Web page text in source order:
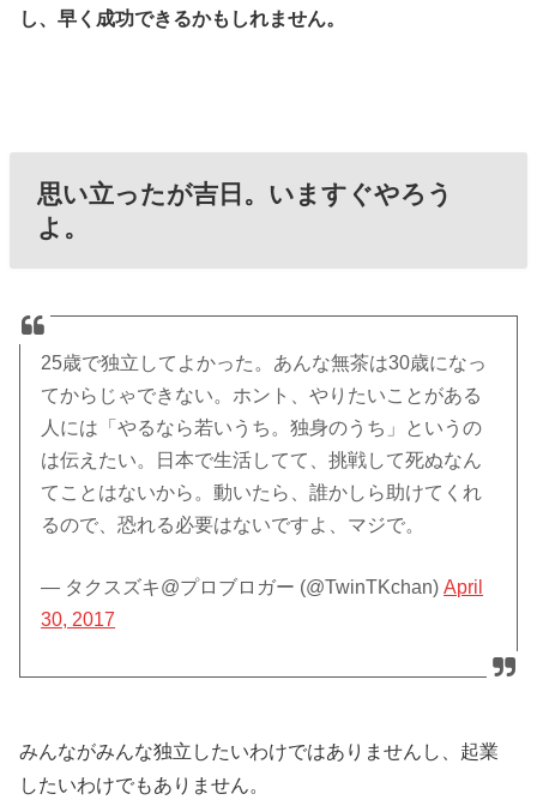
し、早く成功できるかもしれません。
思い立ったが吉日。いますぐやろう
よ。
25歳で独立してよかった。あんな無茶は30歳になっ
てからじゃできない。ホント、やりたいことがある
人には「やるなら若いうち。独身のうち」というの
は伝えたい。日本で生活してて、挑戦して死ぬなん
てことはないから。動いたら、誰かしら助けてくれ
るので、恐れる必要はないですよ、マジで。
— タクスズキ@プロブロガー (@TwinTKchan)April
30, 2017
みんながみんな独立したいわけではありませんし、起業
したいわけでもありません。